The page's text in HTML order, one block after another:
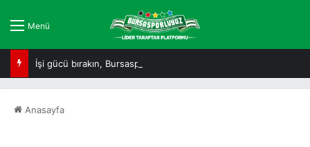
Menü
İşi gücü bırakın, Bursaspor’a yakından bakın!
Anasayfa